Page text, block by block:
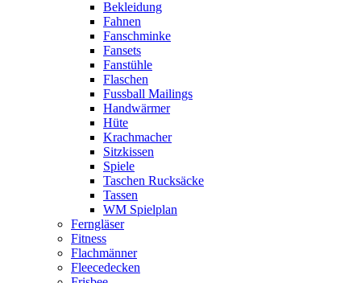
Bekleidung
Fahnen
Fanschminke
Fansets
Fanstühle
Flaschen
Fussball Mailings
Handwärmer
Hüte
Krachmacher
Sitzkissen
Spiele
Taschen Rucksäcke
Tassen
WM Spielplan
Ferngläser
Fitness
Flachmänner
Fleecedecken